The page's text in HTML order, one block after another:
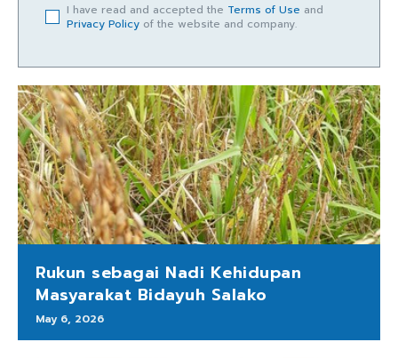
I have read and accepted the Terms of Use and
Privacy Policy of the website and company.
Rukun sebagai Nadi Kehidupan
Masyarakat Bidayuh Salako
May 6, 2026